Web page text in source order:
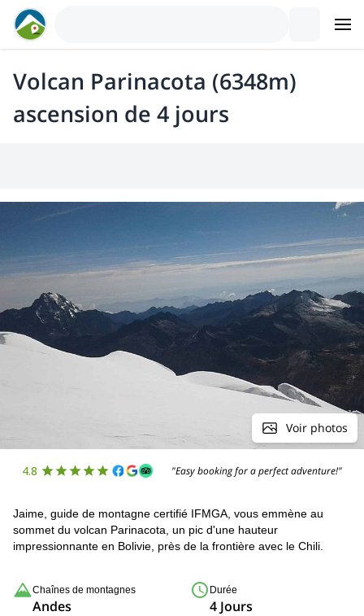
Volcan Parinacota (6348m)
ascension de 4 jours
Voir photos
4.8 "Easy booking for a perfect adventure!"
Jaime, guide de montagne certifié IFMGA, vous emmène au
sommet du volcan Parinacota, un pic d'une hauteur
impressionnante en Bolivie, près de la frontière avec le Chili.
Chaînes de montagnes
Andes
Durée
4 Jours